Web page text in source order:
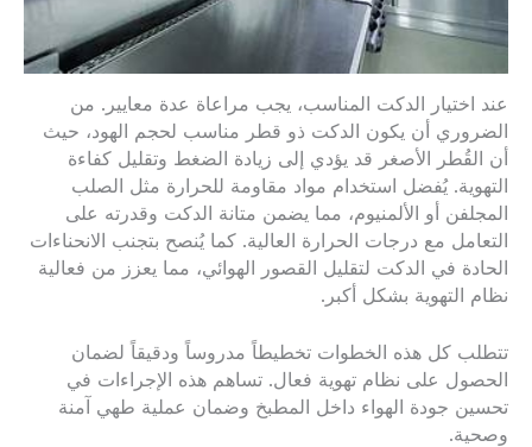
عند اختيار الدكت المناسب، يجب مراعاة عدة معايير. من
الضروري أن يكون الدكت ذو قطر مناسب لحجم الهود، حيث
أن القُطر الأصغر قد يؤدي إلى زيادة الضغط وتقليل كفاءة
التهوية. يُفضل استخدام مواد مقاومة للحرارة مثل الصلب
المجلفن أو الألمنيوم، مما يضمن متانة الدكت وقدرته على
التعامل مع درجات الحرارة العالية. كما يُنصح بتجنب الانحناءات
الحادة في الدكت لتقليل القصور الهوائي، مما يعزز من فعالية
نظام التهوية بشكل أكبر.
تتطلب كل هذه الخطوات تخطيطاً مدروساً ودقيقاً لضمان
الحصول على نظام تهوية فعال. تساهم هذه الإجراءات في
تحسين جودة الهواء داخل المطبخ وضمان عملية طهي آمنة
وصحية.